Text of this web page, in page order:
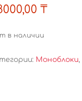
₸
в наличии
Моноблоки,